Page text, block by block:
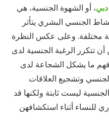
، أو الشهوة الجنسية، هي
الجنسي البشري يتأثر
مختلفة. وعلى عكس النظرة
تتكرر الرغبة الجنسية لدى
فهم ما يشكل الشجاعة لدى
وتشجيع العلاقات
ليست ثابتة ولكنها قد
للنساء أثناء استكشافهن